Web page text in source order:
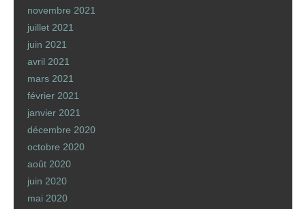
novembre 2021
juillet 2021
juin 2021
avril 2021
mars 2021
février 2021
janvier 2021
décembre 2020
octobre 2020
août 2020
juin 2020
mai 2020